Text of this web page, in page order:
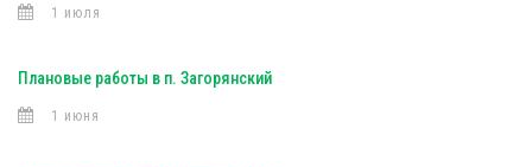
1 июля
Плановые работы в п. Загорянский
1 июня